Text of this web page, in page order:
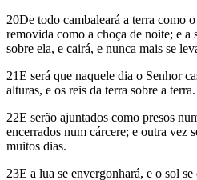
20De todo cambaleará a terra como
removida como a choça de noite; e a
sobre ela, e cairá, e nunca mais se
21E será que naquele dia o Senhor
alturas, e os reis da terra sobre a terra.
22E serão ajuntados como presos
encerrados num cárcere; e outra vez
muitos dias.
23E a lua se envergonhará, e o sol